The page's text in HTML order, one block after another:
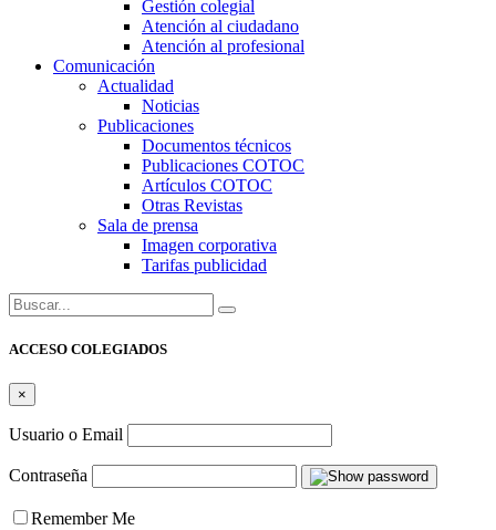
Gestión colegial
Atención al ciudadano
Atención al profesional
Comunicación
Actualidad
Noticias
Publicaciones
Documentos técnicos
Publicaciones COTOC
Artículos COTOC
Otras Revistas
Sala de prensa
Imagen corporativa
Tarifas publicidad
Buscar:
ACCESO COLEGIADOS
×
Usuario o Email
Contraseña
Remember Me